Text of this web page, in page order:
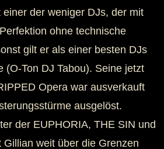
der weniger DJs, der mit
ohne technische
gilt er als einer besten DJs
(O-Ton DJ Tabou). Seine jetzt
Opera war ausverkauft
ausgelöst.
der EUPHORIA, THE SIN und
weit über die Grenzen